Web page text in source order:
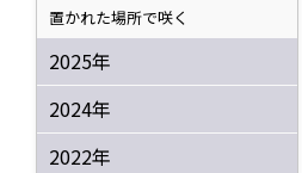
置かれた場所で咲く
2025年
2024年
2022年